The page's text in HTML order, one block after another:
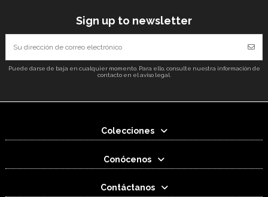
Sign up to newsletter
Puede darse de baja en cualquier momento. Para ello, consulte nuestra información de
contacto en el aviso legal.
Colecciones
Conócenos
Contáctanos